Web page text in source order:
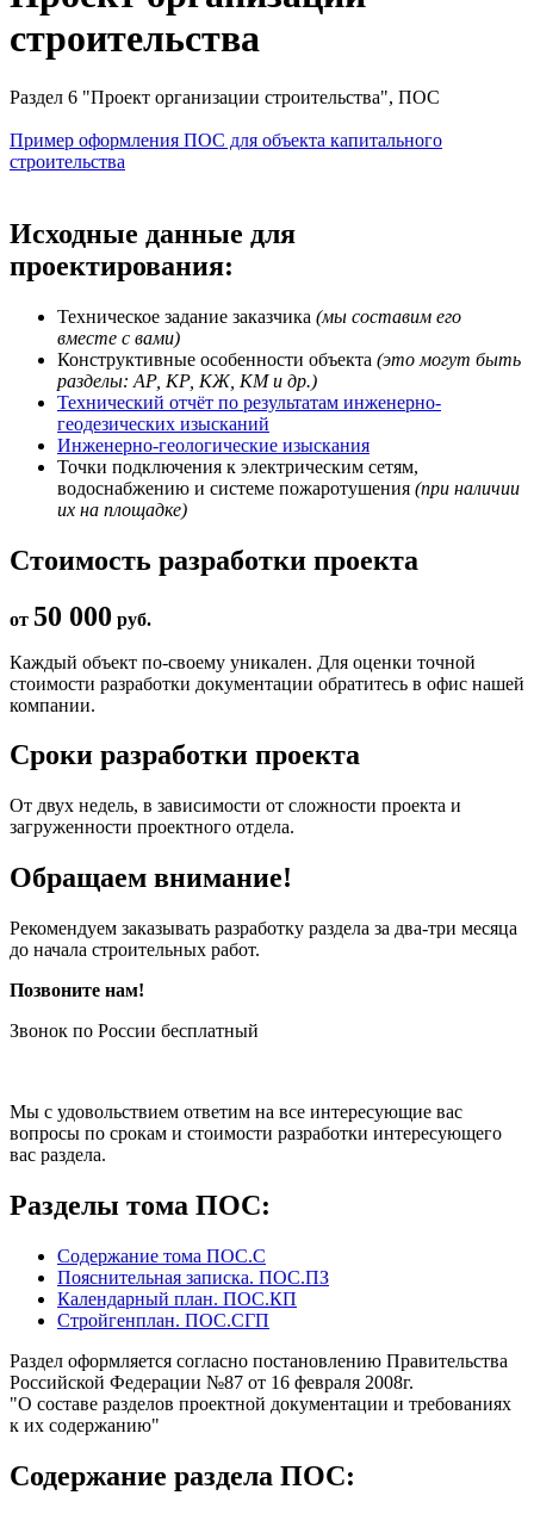
строительства
Раздел 6 "Проект организации строительства", ПОС
Пример оформления ПОС для объекта капитального
строительства
Исходные данные для
проектирования:
Техническое задание заказчика (мы составим его
вместе с вами)
Конструктивные особенности объекта (это могут быть
разделы: АР, КР, КЖ, КМ и др.)
Технический отчёт по результатам инженерно-
геодезических изысканий
Инженерно-геологические изыскания
Точки подключения к электрическим сетям,
водоснабжению и системе пожаротушения (при наличии
их на площадке)
Стоимость разработки проекта
от 50 000 руб.
Каждый объект по-своему уникален. Для оценки точной
стоимости разработки документации обратитесь в офис нашей
компании.
Сроки разработки проекта
От двух недель, в зависимости от сложности проекта и
загруженности проектного отдела.
Обращаем внимание!
Рекомендуем заказывать разработку раздела за два-три месяца
до начала строительных работ.
Позвоните нам!
Звонок по России бесплатный
Мы с удовольствием ответим на все интересующие вас
вопросы по срокам и стоимости разработки интересующего
вас раздела.
Разделы тома ПОС:
Содержание тома ПОС.С
Пояснительная записка. ПОС.ПЗ
Календарный план. ПОС.КП
Стройгенплан. ПОС.СГП
Раздел оформляется согласно постановлению Правительства
Российской Федерации №87 от 16 февраля 2008г.
"О составе разделов проектной документации и требованиях
к их содержанию"
Содержание раздела ПОС: